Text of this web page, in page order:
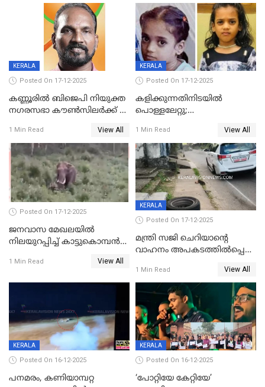
KERALA
Posted On 17-12-2025
കണ്ണൂരിൽ ബിജെപി നിയുക്ത
നഗരസഭാ കൗൺസിലർക്ക് 36
1 Min Read View All
KERALA
Posted On 17-12-2025
കളിക്കുന്നതിനിടയിൽ
പൊള്ളലേറ്റു;
ക്ലാസ് വിദ്യാർത്ഥിനി മരിച്ചു
1 Min Read View All
Posted On 17-12-2025
ജനവാസ മേഖലയില്‍
നിലയുറപ്പിച്ച് കാട്ടുകൊമ്പന്‍
1 Min Read View All
KERALA
Posted On 17-12-2025
മന്ത്രി സജി ചെറിയാന്റെ
വാഹനം അപകടത്തിൽപ്പെട്ടു;
രക്ഷപ്പെട്ടത് തലനാരിടയ്ക്ക്
1 Min Read View All
KERALA
Posted On 16-12-2025
പനമരം, കണിയാമ്പറ്റ
KERALA
Posted On 16-12-2025
‘പോറ്റിയേ കേറ്റിയേ’